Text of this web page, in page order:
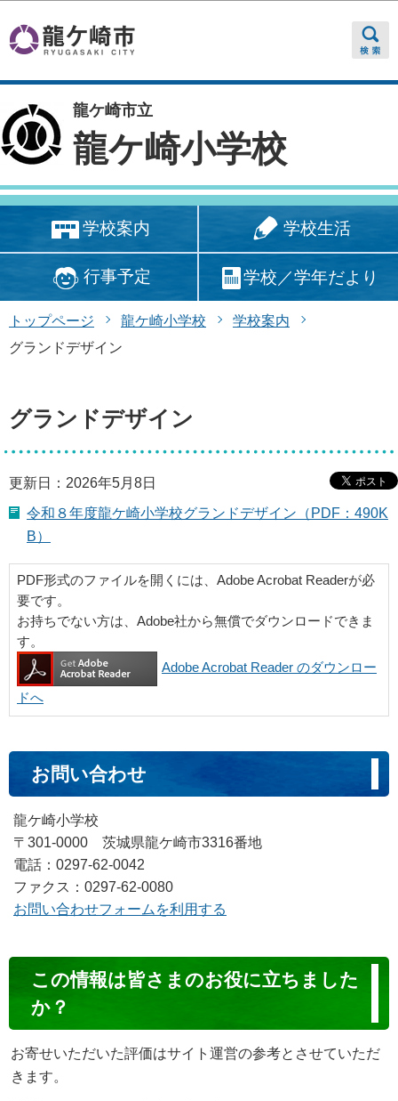
龍ケ崎市立
龍ケ崎小学校
学校案内 学校生活
行事予定 学校／学年だより
トップページ 龍ケ崎小学校
学校案内
グランドデザイン
グランドデザイン
更新日：2026年5月8日
令和８年度龍ケ崎小学校グランドデザイン（PDF：490K
B）
PDF形式のファイルを開くには、Adobe Acrobat Readerが必
要です。
お持ちでない方は、Adobe社から無償でダウンロードできま
す。
Adobe Acrobat Reader のダウンロー
ドへ
お問い合わせ
龍ケ崎小学校
〒301-0000 茨城県龍ケ崎市3316番地
電話：0297-62-0042
ファクス：0297-62-0080
お問い合わせフォームを利用する
ン
ン
ツ
この情報は皆さまのお役に立ちました
か？
お寄せいただいた評価はサイト運営の参考とさせていただ
きます。